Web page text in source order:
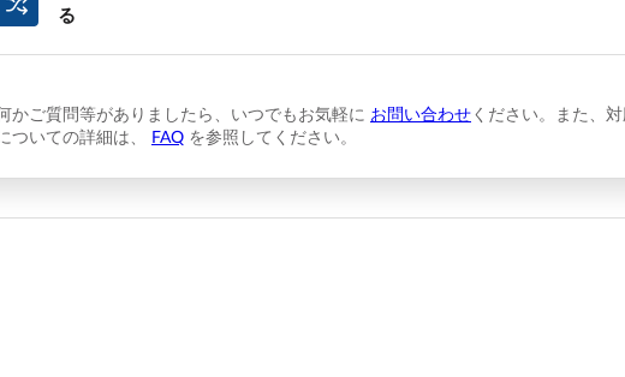
る
かご質問等がありましたら、いつでもお気軽に お問い合わせ ください。また、
ついての詳細は、 FAQ を参照してください。